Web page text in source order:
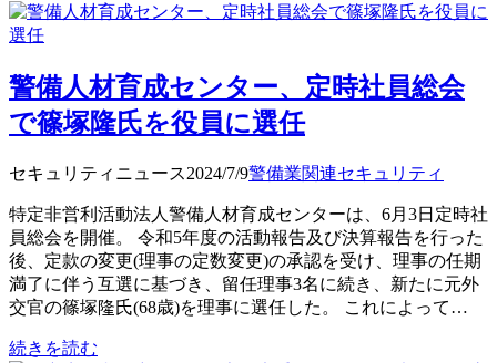
警備人材育成センター、定時社員総会
で篠塚隆氏を役員に選任
セキュリティニュース2024/7/9警備業関連セキュリティ
特定非営利活動法人警備人材育成センターは、6月3日定時社
員総会を開催。 令和5年度の活動報告及び決算報告を行った
後、定款の変更(理事の定数変更)の承認を受け、理事の任期
満了に伴う互選に基づき、留任理事3名に続き、新たに元外
交官の篠塚隆氏(68歳)を理事に選任した。 これによって…
続きを読む